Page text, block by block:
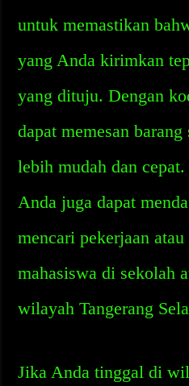
untuk memastikan
yang Anda kirimkan
yang dituju. Dengan
dapat memesan
lebih mudah dan
Anda juga dapat
mencari pekerjaan
mahasiswa di sekolah
wilayah Tangerang
Jika Anda tinggal di